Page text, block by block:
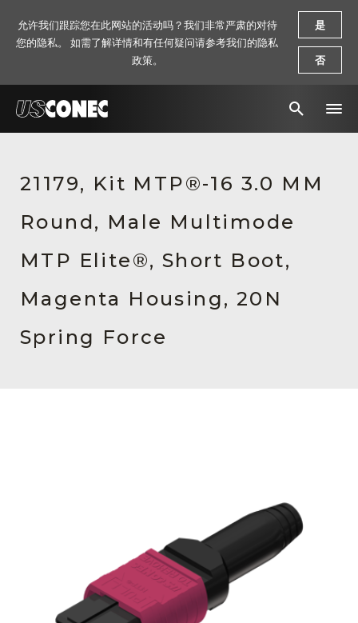
解决方案
产品
资源
关于我们
21179, Kit MTP®-16 3.0 MM
Round, Male Multimode
MTP Elite®, Short Boot,
Magenta Housing, 20N
Spring Force
允许我们跟踪您在此网站的活动吗？我们非常严肃的对待
您的隐私。 如需了解详情和有任何疑问请参考我们的隐私
政策。
是
否